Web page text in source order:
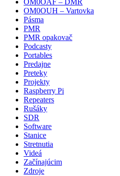
OM0OAF – DMR
OM0OUH – Vartovka
Pásma
PMR
PMR opakovač
Podcasty
Portables
Predajne
Preteky
Projekty
Raspberry Pi
Repeaters
Rušáky
SDR
Software
Stanice
Stretnutia
Videá
Začínajúcim
Zdroje